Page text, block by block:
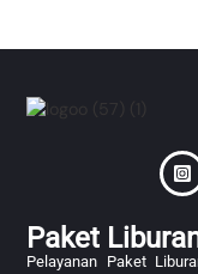
Top
Paket
Pelayanan Paket